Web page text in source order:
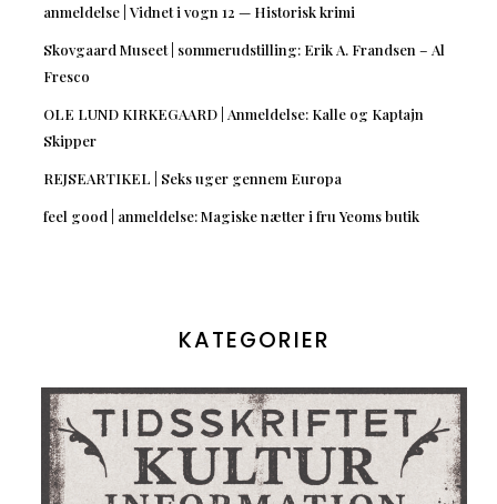
anmeldelse | Vidnet i vogn 12 — Historisk krimi
Skovgaard Museet | sommerudstilling: Erik A. Frandsen – Al
Fresco
OLE LUND KIRKEGAARD | Anmeldelse: Kalle og Kaptajn
Skipper
REJSEARTIKEL | Seks uger gennem Europa
feel good | anmeldelse: Magiske nætter i fru Yeoms butik
KATEGORIER